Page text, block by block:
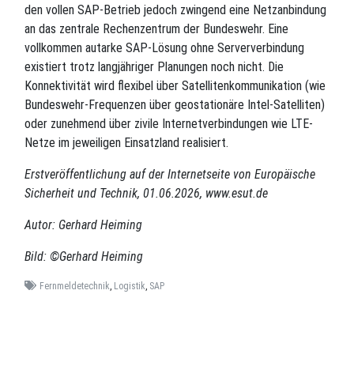
den vollen SAP-Betrieb jedoch zwingend eine Netzanbindung
an das zentrale Rechenzentrum der Bundeswehr. Eine
vollkommen autarke SAP-Lösung ohne Serververbindung
existiert trotz langjähriger Planungen noch nicht. Die
Konnektivität wird flexibel über Satellitenkommunikation (wie
Bundeswehr-Frequenzen über geostationäre Intel-Satelliten)
oder zunehmend über zivile Internetverbindungen wie LTE-
Netze im jeweiligen Einsatzland realisiert.
Erstveröffentlichung auf der Internetseite von Europäische
Sicherheit und Technik, 01.06.2026, www.esut.de
Autor: Gerhard Heiming
Bild: ©Gerhard Heiming
Fernmeldetechnik, Logistik, SAP